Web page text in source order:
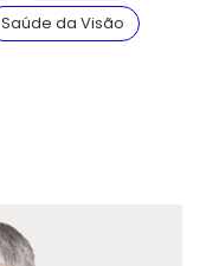
Saúde da Visão